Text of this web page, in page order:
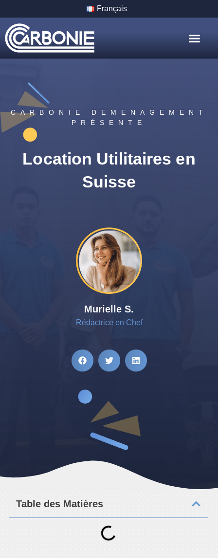
Français
CARBONIE DEMENAGEMENT
PRÉSENTE
Location Utilitaires en
Suisse
Murielle S.
Rédactrice en Chef
Table des Matières